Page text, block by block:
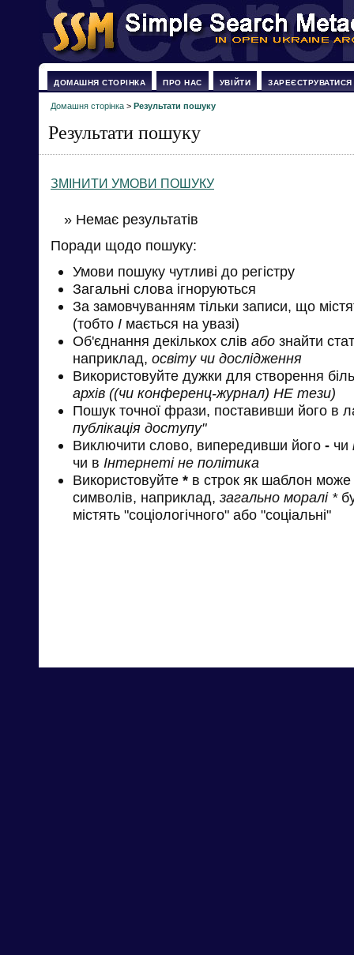
ДОМАШНЯ СТОРІНКА ПРО НАС УВІЙТИ ЗАРЕЄСТРУВАТИСЯ
Домашня сторінка > Результати пошуку
Результати пошуку
ЗМІНИТИ УМОВИ ПОШУКУ
» Немає результатів
Поради щодо пошуку:
Умови пошуку чутливі до регістру
Загальні слова ігноруються
За замовчуванням тільки записи, що
(тобто І мається на увазі)
Об'єднання декількох слів або знайти
наприклад, освіту чи дослідження
Використовуйте дужки для створення
архів ((чи конференц-журнал) НЕ тези)
Пошук точної фрази, поставивши його в
публікація доступу"
Виключити слово, випередивши його - чи
чи в Інтернеті не політика
Використовуйте * в строк як шаблон може
символів, наприклад, загально моралі *
містять "соціологічного" або "соціальні"